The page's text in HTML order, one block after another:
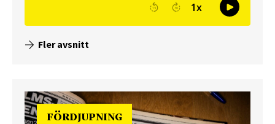
Fler avsnitt
FÖRDJUPNING